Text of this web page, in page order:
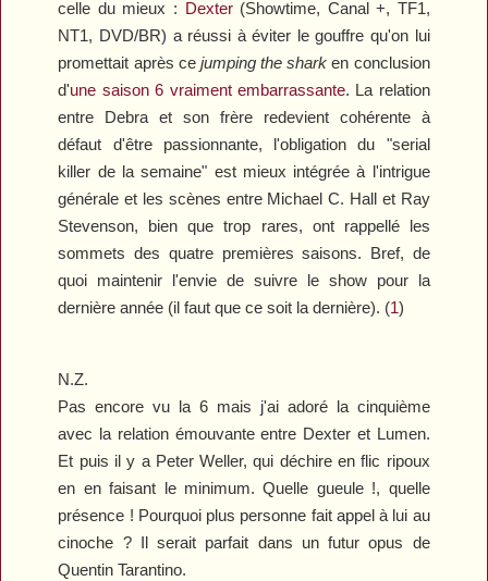
celle du mieux : Dexter(Showtime, Canal +, TF1,
NT1, DVD/BR) a réussi à éviter le gouffre qu'on lui
promettait après ce jumping the shark en conclusion
d'une saison 6 vraiment embarrassante. La relation
entre Debra et son frère redevient cohérente à
défaut d'être passionnante, l'obligation du "serial
killer de la semaine" est mieux intégrée à l'intrigue
générale et les scènes entre Michael C. Hall et Ray
Stevenson, bien que trop rares, ont rappellé les
sommets des quatre premières saisons. Bref, de
quoi maintenir l'envie de suivre le show pour la
dernière année (il faut que ce soit la dernière). (1)
N.Z.
Pas encore vu la 6 mais j'ai adoré la cinquième
avec la relation émouvante entre Dexter et Lumen.
Et puis il y a Peter Weller, qui déchire en flic ripoux
en en faisant le minimum. Quelle gueule !, quelle
présence ! Pourquoi plus personne fait appel à lui au
cinoche ? Il serait parfait dans un futur opus de
Quentin Tarantino.